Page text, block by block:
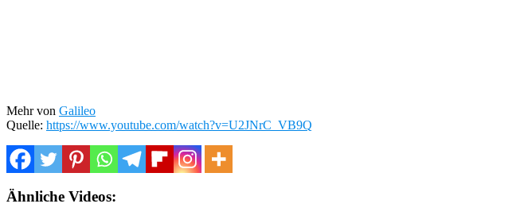
Mehr von Galileo
Quelle: https://www.youtube.com/watch?v=U2JNrC_VB9Q
Ähnliche Videos: